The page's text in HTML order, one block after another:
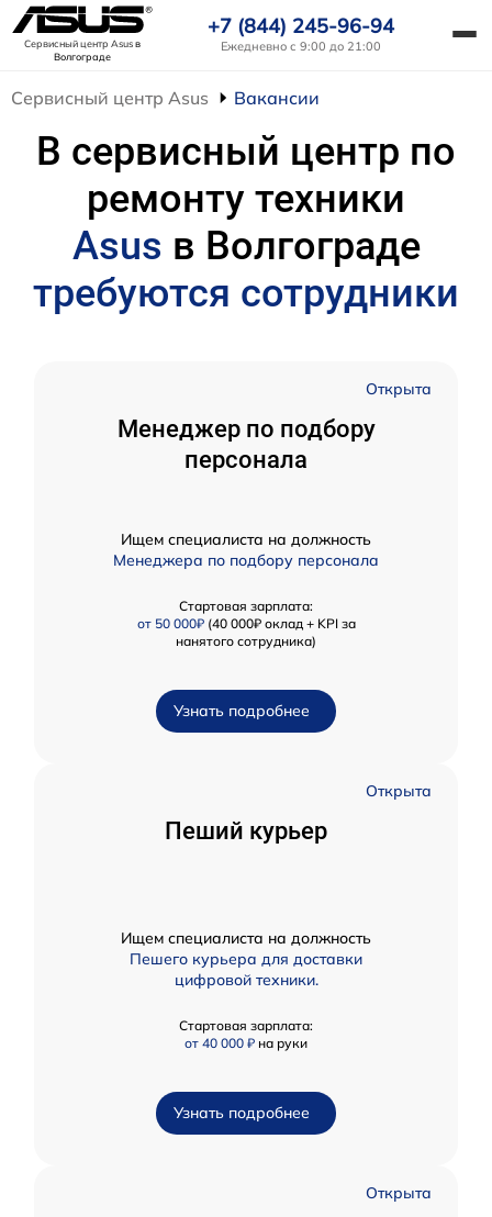
Сервисный центр Asusв
Волгограде
+7 (844) 245-96-94
Ежедневно с 9:00 до 21:00
Сервисный центр Asus Вакансии
В сервисный центр по
ремонту техники
Asus в Волгограде
требуются сотрудники
Открыта
Менеджер по подбору
персонала
Ищем специалиста на должность
Менеджера по подбору персонала
Стартовая зарплата:
от 50 000₽(40 000₽ оклад + KPI за
нанятого сотрудника)
Узнать подробнее
Открыта
Пеший курьер
Ищем специалиста на должность
Пешего курьера для доставки
цифровой техники.
Стартовая зарплата:
от 40 000 ₽ на руки
Узнать подробнее
Открыта